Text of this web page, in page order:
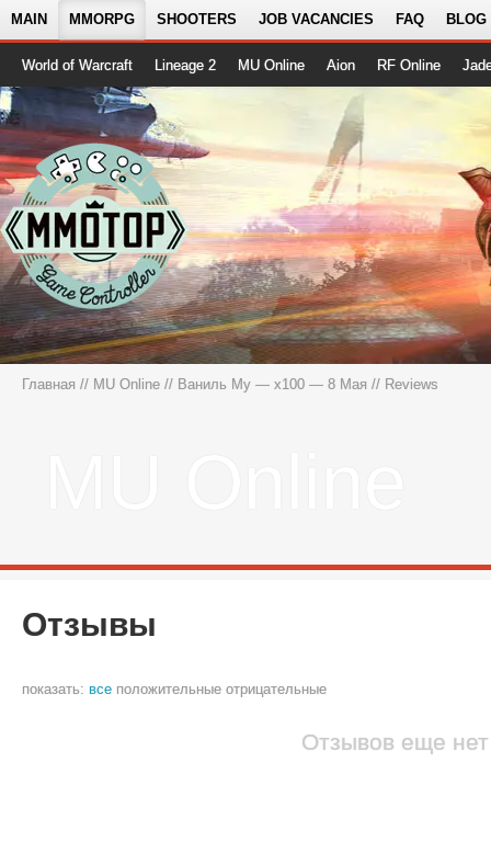
MAIN MMORPG SHOOTERS JOB VACANCIES FAQ BLOG
World of Warcraft Lineage 2 MU Online Aion RF Online
Главная // MU Online // Ваниль Му — x100 — 8 Мая // Reviews
Отзывы
показать: все положительные отрицательные
Отзывов еще нет